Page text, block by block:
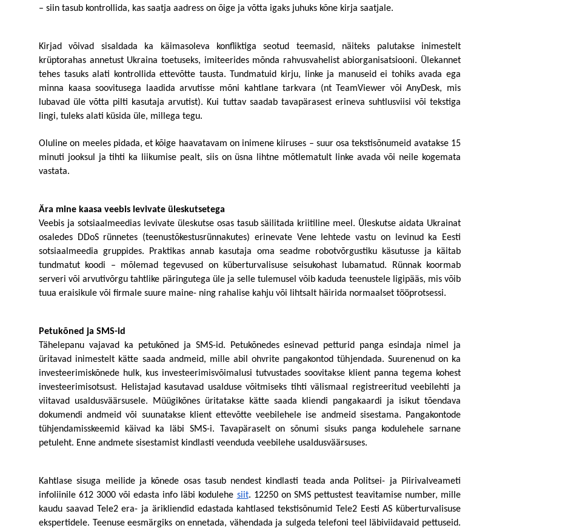
– siin tasub kontrollida, kas saatja aadress on õige ja võtta igaks juhuks kõne kirja saatjale.
Kirjad võivad sisaldada ka käimasoleva konfliktiga seotud teemasid, näiteks palutakse inimestelt
krüptorahas annetust Ukraina toetuseks, imiteerides mõnda rahvusvahelist abiorganisatsiooni. Ülekannet
tehes tasuks alati kontrollida ettevõtte tausta. Tundmatuid kirju, linke ja manuseid ei tohiks avada ega
minna kaasa soovitusega laadida arvutisse mõni kahtlane tarkvara (nt TeamViewer või AnyDesk, mis
lubavad üle võtta pilti kasutaja arvutist). Kui tuttav saadab tavapärasest erineva suhtlusviisi või tekstiga
lingi, tuleks alati küsida üle, millega tegu.
Oluline on meeles pidada, et kõige haavatavam on inimene kiiruses – suur osa tekstisõnumeid avatakse 15
minuti jooksul ja tihti ka liikumise pealt, siis on üsna lihtne mõtlematult linke avada või neile kogemata
vastata.
Ära mine kaasa veebis levivate üleskutsetega
Veebis ja sotsiaalmeedias levivate üleskutse osas tasub säilitada kriitiline meel. Üleskutse aidata Ukrainat
osaledes DDoS rünnetes (teenustõkestusrünnakutes) erinevate Vene lehtede vastu on levinud ka Eesti
sotsiaalmeedia gruppides. Praktikas annab kasutaja oma seadme robotvõrgustiku käsutusse ja käitab
tundmatut koodi – mõlemad tegevused on küberturvalisuse seisukohast lubamatud. Rünnak koormab
serveri või arvutivõrgu tahtlike päringutega üle ja selle tulemusel võib kaduda teenustele ligipääs, mis võib
tuua eraisikule või firmale suure maine- ning rahalise kahju või lihtsalt häirida normaalset tööprotsessi.
Petukõned ja SMS-id
Tähelepanu vajavad ka petukõned ja SMS-id. Petukõnedes esinevad petturid panga esindaja nimel ja
üritavad inimestelt kätte saada andmeid, mille abil ohvrite pangakontod tühjendada. Suurenenud on ka
investeerimiskõnede hulk, kus investeerimisvõimalusi tutvustades soovitakse klient panna tegema kohest
investeerimisotsust. Helistajad kasutavad usalduse võitmiseks tihti välismaal registreeritud veebilehti ja
viitavad usaldusväärsusele. Müügikõnes üritatakse kätte saada kliendi pangakaardi ja isikut tõendava
dokumendi andmeid või suunatakse klient ettevõtte veebilehele ise andmeid sisestama. Pangakontode
tühjendamisskeemid käivad ka läbi SMS-i. Tavapäraselt on sõnumi sisuks panga kodulehele sarnane
petuleht. Enne andmete sisestamist kindlasti veenduda veebilehe usaldusväärsuses.
Kahtlase sisuga meilide ja kõnede osas tasub nendest kindlasti teada anda Politsei- ja Piirivalveameti
infoliinile 612 3000 või edasta info läbi kodulehe siit. 12250 on SMS pettustest teavitamise number, mille
kaudu saavad Tele2 era- ja ärikliendid edastada kahtlased tekstisõnumid Tele2 Eesti AS küberturvalisuse